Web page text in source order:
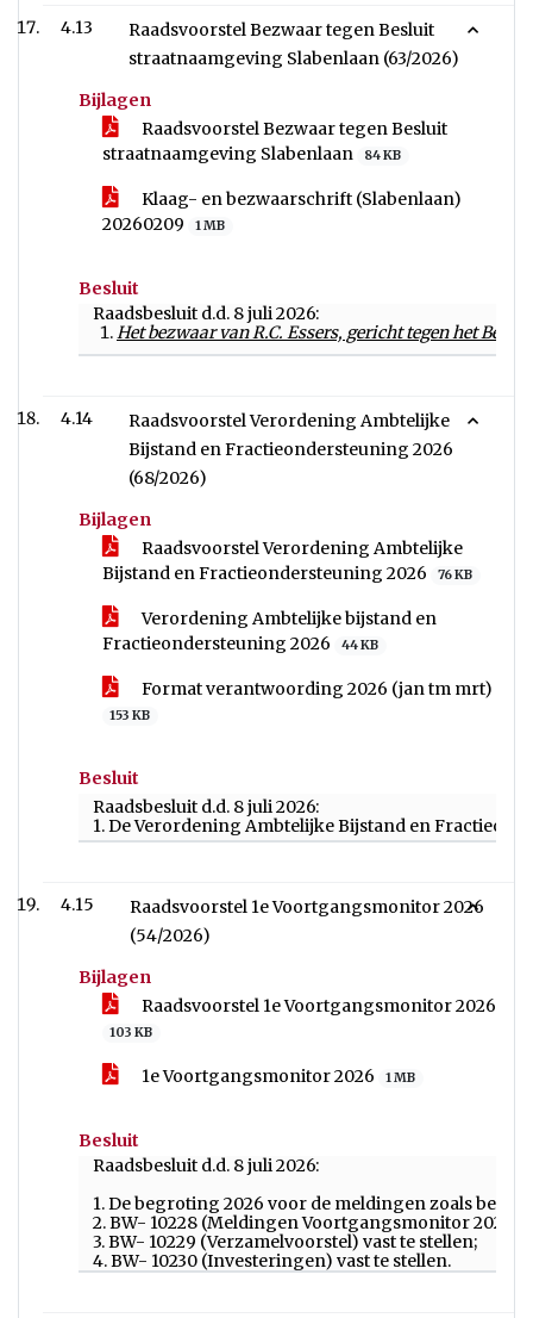
4.13
Raadsvoorstel Bezwaar tegen Besluit
straatnaamgeving Slabenlaan (63/2026)
Bijlagen
Raadsvoorstel Bezwaar tegen Besluit
straatnaamgeving Slabenlaan
84 KB
Klaag- en bezwaarschrift (Slabenlaan)
20260209
1 MB
Besluit
Raadsbesluit d.d. 8 juli 2026:
Het bezwaar van R.C. Essers, gericht tegen het
4.14
Raadsvoorstel Verordening Ambtelijke
Bijstand en Fractieondersteuning 2026
(68/2026)
Bijlagen
Raadsvoorstel Verordening Ambtelijke
Bijstand en Fractieondersteuning 2026
76 KB
Verordening Ambtelijke bijstand en
Fractieondersteuning 2026
44 KB
Format verantwoording 2026 (jan tm mrt)
153 KB
Besluit
Raadsbesluit d.d. 8 juli 2026:
1. De Verordening Ambtelijke Bijstand en
4.15
Raadsvoorstel 1e Voortgangsmonitor 2026
(54/2026)
Bijlagen
Raadsvoorstel 1e Voortgangsmonitor 2026
103 KB
1e Voortgangsmonitor 2026 1 MB
Besluit
Raadsbesluit d.d. 8 juli 2026:
1. De begroting 2026 voor de meldingen zoals
2. BW- 10228 (Meldingen Voortgangsmonitor 2026)
3. BW- 10229 (Verzamelvoorstel) vast te stellen;
4. BW- 10230 (Investeringen) vast te stellen.